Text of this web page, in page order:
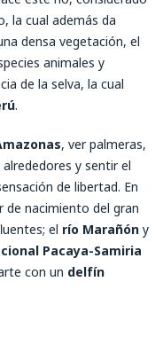
la cual además da
densa vegetación, el
animales y
de la selva, la cual
.
, ver palmeras,
y sentir el
de libertad. En
de nacimiento del gran
el río Marañón y
Pacaya-Samiria
con un delfín